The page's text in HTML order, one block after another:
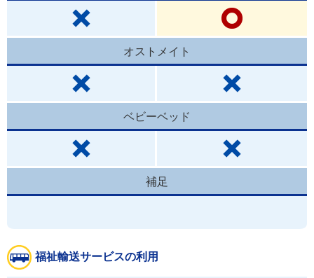
オストメイト
ベビーベッド
補足
福祉輸送サービスの利用